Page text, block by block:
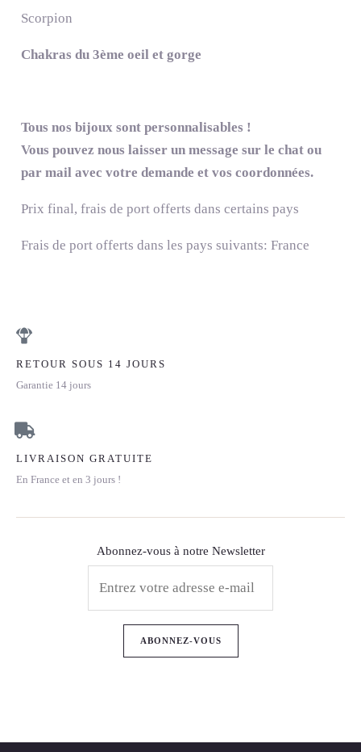
Scorpion
Chakras du 3ème oeil et gorge
Tous nos bijoux sont personnalisables !
Vous pouvez nous laisser un message sur le chat ou
par mail avec votre demande et vos coordonnées.
Prix final, frais de port offerts dans certains pays
Frais de port offerts dans les pays suivants:France
RETOUR SOUS 14 JOURS
Garantie 14 jours
LIVRAISON GRATUITE
En France et en 3 jours !
Abonnez-vous à notre Newsletter